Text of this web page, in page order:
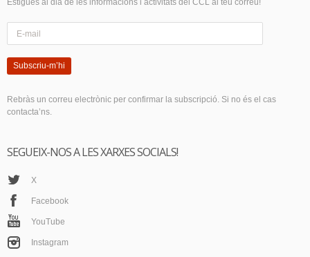
Estigues al dia de les informacions i activitats del CCL al teu correu!
Subscriu-m’hi
Rebràs un correu electrònic per confirmar la subscripció. Si no és el cas
contacta’ns.
SEGUEIX-NOS A LES XARXES SOCIALS!
X
Facebook
YouTube
Instagram